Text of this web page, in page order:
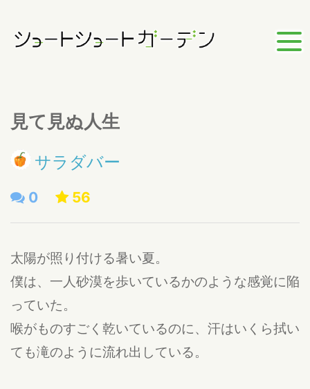
見て見ぬ人生
サラダバー
0 56
太陽が照り付ける暑い夏。
僕は、一人砂漠を歩いているかのような感覚に陥
っていた。
喉がものすごく乾いているのに、汗はいくら拭い
ても滝のように流れ出している。